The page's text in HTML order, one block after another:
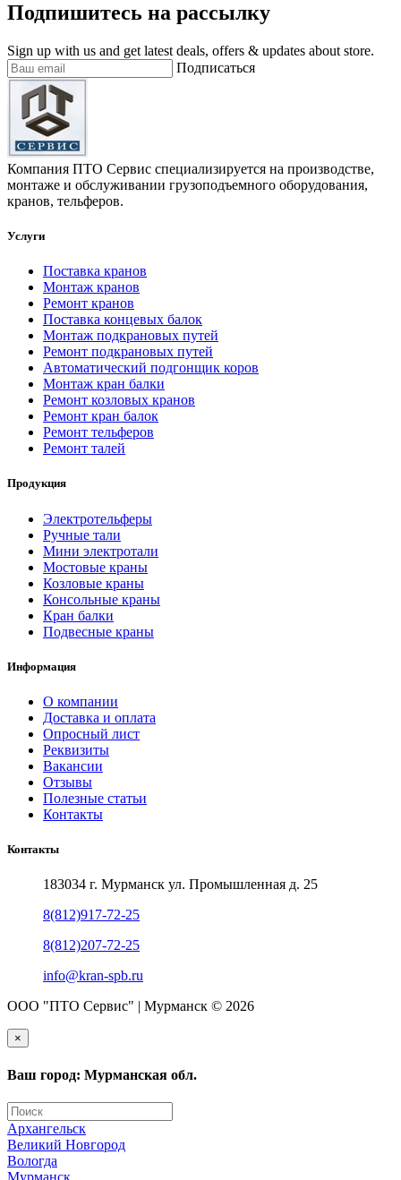
Подпишитесь на рассылку
Sign up with us and get latest deals, offers & updates about store.
Подписаться
Компания ПТО Сервис специализируется на производстве,
монтаже и обслуживании грузоподъемного оборудования,
кранов, тельферов.
Услуги
Поставка кранов
Монтаж кранов
Ремонт кранов
Поставка концевых балок
Монтаж подкрановых путей
Ремонт подкрановых путей
Автоматический подгонщик коров
Монтаж кран балки
Ремонт козловых кранов
Ремонт кран балок
Ремонт тельферов
Ремонт талей
Продукция
Электротельферы
Ручные тали
Мини электротали
Мостовые краны
Козловые краны
Консольные краны
Кран балки
Подвесные краны
Информация
О компании
Доставка и оплата
Опросный лист
Реквизиты
Вакансии
Отзывы
Полезные статьи
Контакты
Контакты
183034 г. Мурманск ул. Промышленная д. 25
8(812)917-72-25
8(812)207-72-25
info@kran-spb.ru
ООО "ПТО Сервис" | Мурманск © 2026
×
Ваш город: Мурманская обл.
Архангельск
Великий Новгород
Вологда
Мурманск